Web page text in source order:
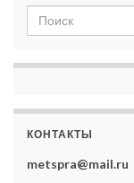
Search for:
КОНТАКТЫ
metspra@mail.ru